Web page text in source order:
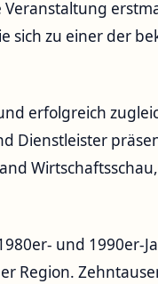
sich zu einer der
erfolgreich
Dienstleister
und 1990er-
Region.